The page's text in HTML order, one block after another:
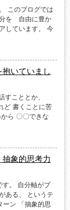
このブログでは
分を 自由に豊か
しています。 今
抱いていまし
すこととか、
ど 書くことに苦
ら 〇〇できな
抽象的思考力
。 自分軸がブ
ある、 というテ
ン 「抽象的思